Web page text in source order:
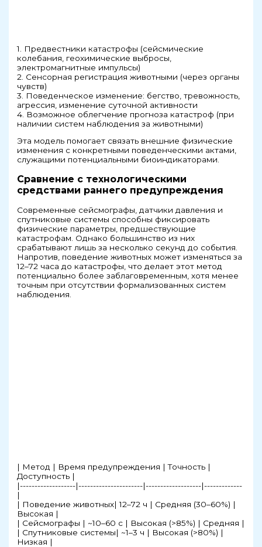
1. Предвестники катастрофы (сейсмические
колебания, геохимические выбросы,
электромагнитные импульсы)
2. Сенсорная регистрация животными (через органы
чувств)
3. Поведенческое изменение: бегство, тревожность,
агрессия, изменение суточной активности
4. Возможное облегчение прогноза катастроф (при
наличии систем наблюдения за животными)
Эта модель помогает связать внешние физические
изменения с конкретными поведенческими актами,
служащими потенциальными биоиндикаторами.
Сравнение с технологическими
средствами раннего предупреждения
Современные сейсмографы, датчики давления и
спутниковые системы способны фиксировать
физические параметры, предшествующие
катастрофам. Однако большинство из них
срабатывают лишь за несколько секунд до события.
Напротив, поведение животных может изменяться за
12–72 часа до катастрофы, что делает этот метод
потенциально более заблаговременным, хотя менее
точным при отсутствии формализованных систем
наблюдения.
| Метод | Время предупреждения | Точность |
Доступность |
|-------------------|----------------------|-------------------|-------------
|
| Поведение животных| 12–72 ч | Средняя (30–60%) |
Высокая |
| Сейсмографы | ~10–60 с | Высокая (>85%) | Средняя |
| Спутниковые системы| ~1–3 ч | Высокая (>80%) |
Низкая |